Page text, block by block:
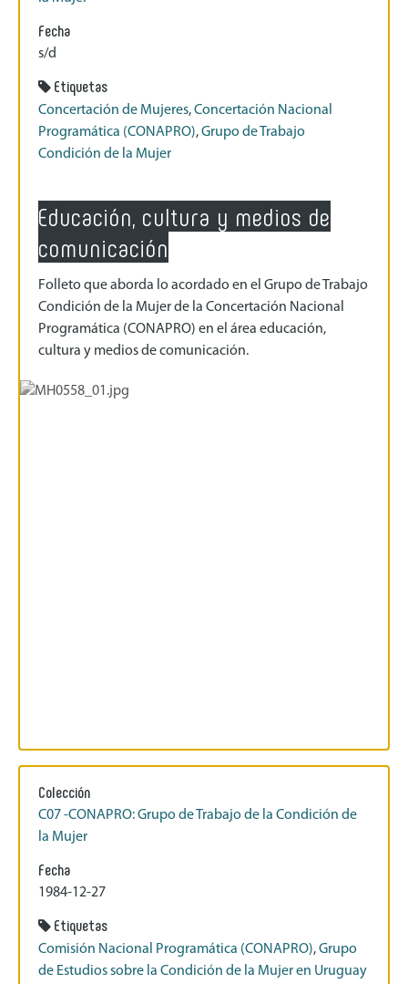
Fecha
s/d
Etiquetas
Concertación de Mujeres,Concertación Nacional
Programática (CONAPRO),Grupo de Trabajo
Condición de la Mujer
Educación, cultura y medios de
comunicación
Folleto que aborda lo acordado en el Grupo de Trabajo
Condición de la Mujer de la Concertación Nacional
Programática (CONAPRO) en el área educación,
cultura y medios de comunicación.
Colección
C07 -CONAPRO: Grupo de Trabajo de la Condición de
la Mujer
Fecha
1984-12-27
Etiquetas
Comisión Nacional Programática (CONAPRO),Grupo
de Estudios sobre la Condición de la Mujer en Uruguay